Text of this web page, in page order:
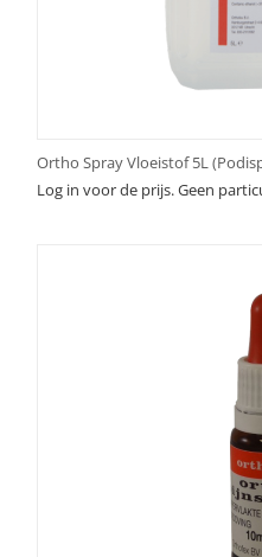
Ortho Spray Vloeistof 5L
Log in voor de prijs. Geen